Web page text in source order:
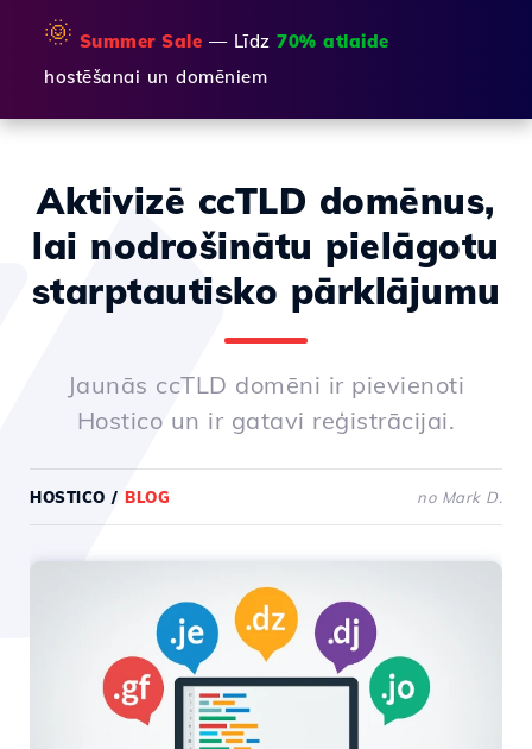
🌞 Summer Sale — Līdz 70% atlaide
hostēšanai un domēniem
Aktivizē ccTLD domēnus,
lai nodrošinātu pielāgotu
starptautisko pārklājumu
Jaunās ccTLD domēni ir pievienoti
Hostico un ir gatavi reģistrācijai.
HOSTICO / BLOG no Mark D.